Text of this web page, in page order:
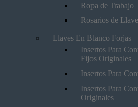
Ropa de Trabajo
Rosarios de
Llaves En Blanco Forjas
Insertos Para
Fijos Originales
Insertos Para
Insertos Para
Originales